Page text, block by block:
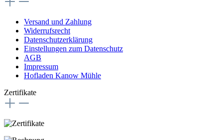
Versand und Zahlung
Widerrufsrecht
Datenschutzerklärung
Einstellungen zum Datenschutz
AGB
Impressum
Hofladen Kanow Mühle
Zertifikate